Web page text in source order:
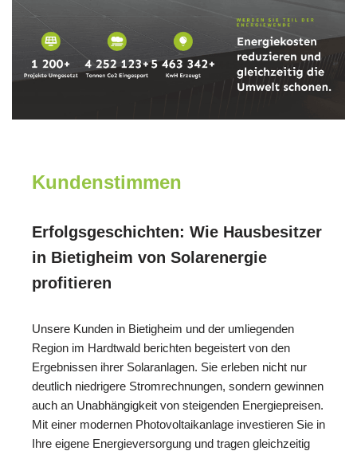
Kundenstimmen
Erfolgsgeschichten: Wie Hausbesitzer
in Bietigheim von Solarenergie
profitieren
Unsere Kunden in Bietigheim und der umliegenden
Region im Hardtwald berichten begeistert von den
Ergebnissen ihrer Solaranlagen. Sie erleben nicht nur
deutlich niedrigere Stromrechnungen, sondern gewinnen
auch an Unabhängigkeit von steigenden Energiepreisen.
Mit einer modernen Photovoltaikanlage investieren Sie in
Ihre eigene Energieversorgung und tragen gleichzeitig